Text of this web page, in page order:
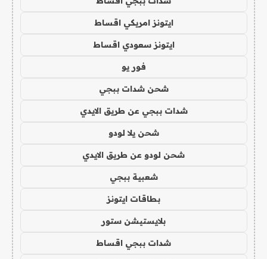
ايتونز امريكي اقساط
ايتونز سعودي اقساط
فور يو
شحن شدات ببجي
شدات ببجي عن طريق الايدي
شحن يلا لودو
شحن لودو عن طريق الايدي
شعبية ببجي
بطاقات ايتونز
بلايستيشن ستور
شدات ببجي اقساط